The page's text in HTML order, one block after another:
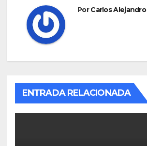
PorCarlos Alejandro
ENTRADA RELACIONADA